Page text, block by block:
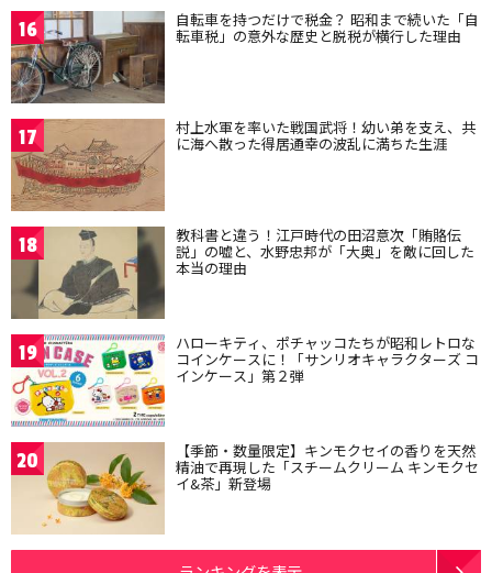
16 自転車を持つだけで税金？ 昭和まで続いた「自
転車税」の意外な歴史と脱税が横行した理由
17 村上水軍を率いた戦国武将！幼い弟を支え、共
に海へ散った得居通幸の波乱に満ちた生涯
18 教科書と違う！江戸時代の田沼意次「賄賂伝
説」の嘘と、水野忠邦が「大奥」を敵に回した
本当の理由
19 ハローキティ、ポチャッコたちが昭和レトロな
コインケースに！「サンリオキャラクターズ コ
インケース」第２弾
20 【季節・数量限定】キンモクセイの香りを天然
精油で再現した「スチームクリーム キンモクセ
イ&茶」新登場